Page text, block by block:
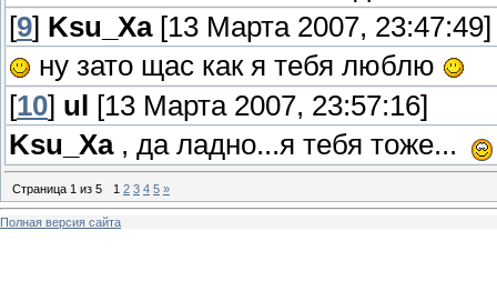
[9] Ksu_Xa[13 Марта 2007, 23:47:49]
ну зато щас как я тебя люблю
[10] ul
[13 Марта 2007, 23:57:16]
Ksu_Xa , да ладно...я тебя тоже...
Страница 1 из 5 1 2 3 4 5 »
Полная версия сайта